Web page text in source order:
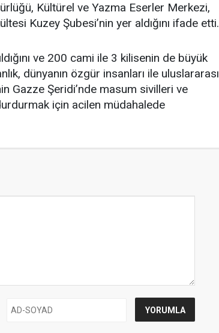
Kültürel ve Yazma Eserler Merkezi,
Kuzey Şubesi’nin yer aldığını ifade etti.
ve 200 cami ile 3 kilisenin de büyük
dünyanın özgür insanları ile uluslararası
Gazze Şeridi’nde masum sivilleri ve
için acilen müdahalede